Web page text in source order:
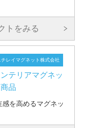
トをみる
チレイマグネット株式会社
テリアマグネッ
商品
を高めるマグネッ